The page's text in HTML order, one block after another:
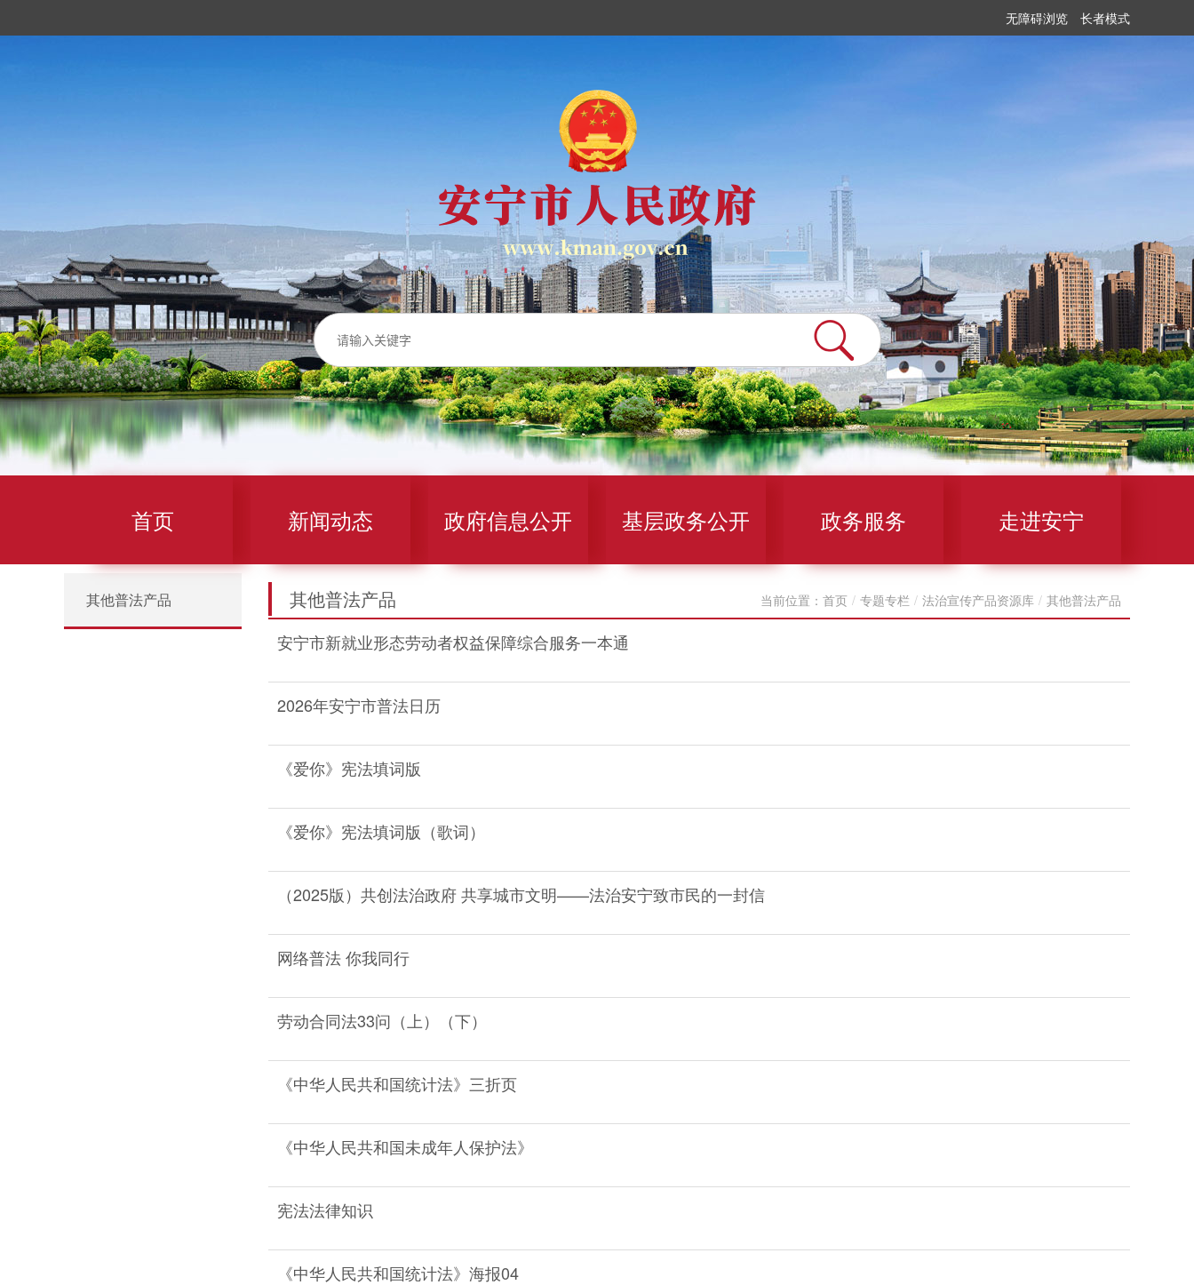
无障碍浏览 长者模式
首页 新闻动态 政府信息公开 基层政务公开 政务服务 走进安宁
其他普法产品 其他普法产品 当前位置： 首页 / 专题专栏 / 法治宣传产品资源库 / 其他普法产品
安宁市新就业形态劳动者权益保障综合服务一本通
2026年安宁市普法日历
《爱你》宪法填词版
《爱你》宪法填词版（歌词）
（2025版）共创法治政府 共享城市文明——法治安宁致市民的一封信
网络普法 你我同行
劳动合同法33问（上）（下）
《中华人民共和国统计法》三折页
《中华人民共和国未成年人保护法》
宪法法律知识
《中华人民共和国统计法》海报04